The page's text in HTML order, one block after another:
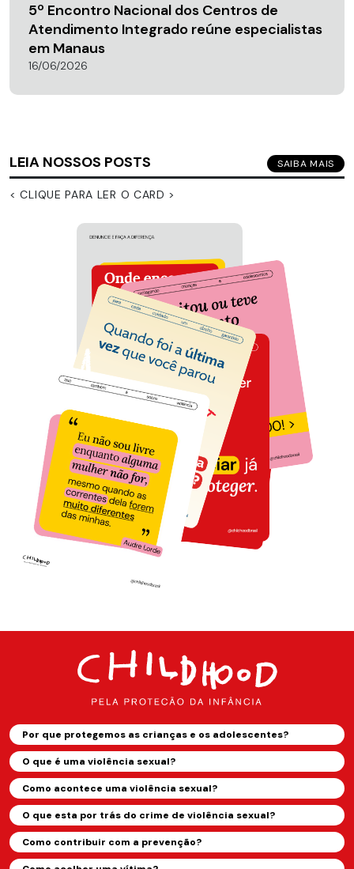
5º Encontro Nacional dos Centros de
Atendimento Integrado reúne especialistas
em Manaus
16/06/2026
LEIA NOSSOS POSTS SAIBA MAIS
< CLIQUE PARA LER O CARD >
Por que protegemos as crianças e os adolescentes?
O que é uma violência sexual?
Como acontece uma violência sexual?
O que esta por trás do crime de violência sexual?
Como contribuir com a prevenção?